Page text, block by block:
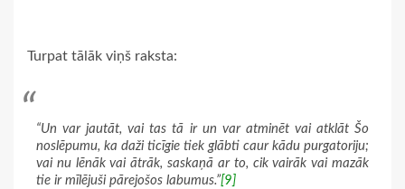
Turpat tālāk viņš raksta:
“Un var jautāt, vai tas tā ir un var atminēt vai atklāt Šo
noslēpumu, ka daži ticīgie tiek glābti caur kādu purgatoriju;
vai nu lēnāk vai ātrāk, saskaņā ar to, cik vairāk vai mazāk
tie ir mīlējuši pārejošos labumus.”[9]